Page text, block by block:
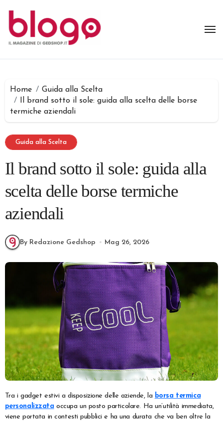
contenuto
Home
Guida alla Scelta
Il brand sotto il sole: guida alla scelta delle borse
termiche aziendali
Guida alla Scelta
Il brand sotto il sole: guida alla
scelta delle borse termiche
aziendali
By Redazione Gedshop Mag 26, 2026
Tra i gadget estivi a disposizione delle aziende, la borsa termica
personalizzata occupa un posto particolare. Ha un’utilità immediata,
viene portata in contesti pubblici e ha una durata che va ben oltre la